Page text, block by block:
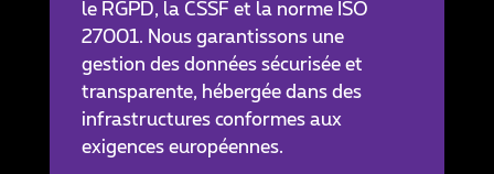
le RGPD, la CSSF et la norme ISO
27001. Nous garantissons une
gestion des données sécurisée et
transparente, hébergée dans des
infrastructures conformes aux
exigences européennes.